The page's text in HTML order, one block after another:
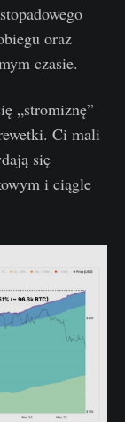
oraz
czasie.
„stromiznę”
Ci mali
się
i ciągle